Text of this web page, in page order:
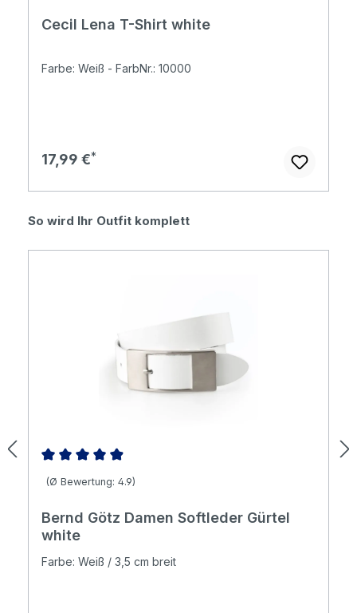
Cecil Lena T-Shirt white
Farbe: Weiß - FarbNr.: 10000
Regulärer Preis:
17,99 €
Produktgalerie überspringen
So wird Ihr Outfit komplett
Durchschnittliche Bewertung von 4.88 von 5 Sternen
(Ø Bewertung: 4.9)
Bernd Götz Damen Softleder Gürtel
white
Farbe: Weiß / 3,5 cm breit